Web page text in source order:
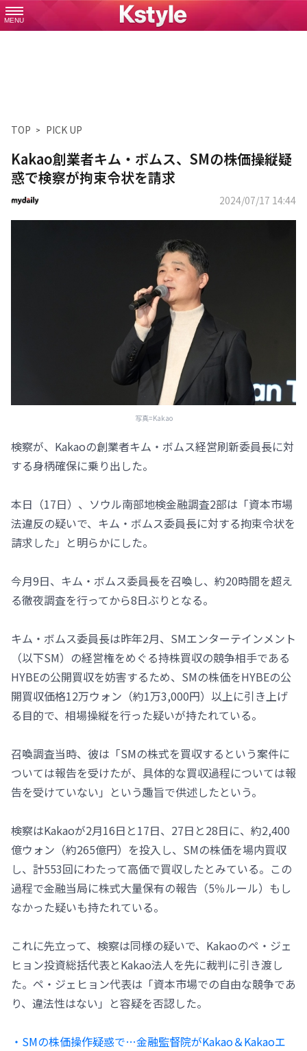
MENU
TOP PICK UP
Kakao創業者キム・ボムス、SMの株価操縦疑
惑で検察が拘束令状を請求
2024/07/17 14:44
写真=Kakao
検察が、Kakaoの創業者キム・ボムス経営刷新委員長に対
する身柄確保に乗り出した。
本日（17日）、ソウル南部地検金融調査2部は「資本市場
法違反の疑いで、キム・ボムス委員長に対する拘束令状を
請求した」と明らかにした。
今月9日、キム・ボムス委員長を召喚し、約20時間を超え
る徹夜調査を行ってから8日ぶりとなる。
キム・ボムス委員長は昨年2月、SMエンターテインメント
（以下SM）の経営権をめぐる持株買収の競争相手である
HYBEの公開買収を妨害するため、SMの株価をHYBEの公
開買収価格12万ウォン（約1万3,000円）以上に引き上げ
る目的で、相場操縦を行った疑いが持たれている。
召喚調査当時、彼は「SMの株式を買収するという案件に
ついては報告を受けたが、具体的な買収過程については報
告を受けていない」という趣旨で供述したという。
検察はKakaoが2月16日と17日、27日と28日に、約2,400
億ウォン（約265億円）を投入し、SMの株価を場内買収
し、計553回にわたって高価で買収したとみている。この
過程で金融当局に株式大量保有の報告（5％ルール）もし
なかった疑いも持たれている。
これに先立って、検察は同様の疑いで、Kakaoのペ・ジェ
ヒョン投資総括代表とKakao法人を先に裁判に引き渡し
た。ペ・ジェヒョン代表は「資本市場での自由な競争であ
り、違法性はない」と容疑を否認した。
・SMの株価操作疑惑で…金融監督院がKakao＆Kakaoエ